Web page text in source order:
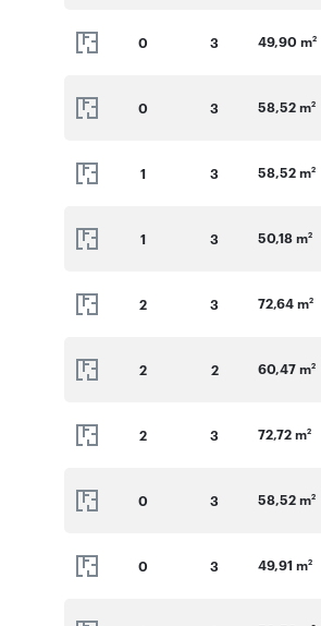
0 3 49,90 m2
0 3 58,52 m2
1 3 58,52 m2
1 3 50,18 m2
2 3 72,64 m2
2 2 60,47 m2
2 3 72,72 m2
0 3 58,52 m2
0 3 49,91 m2